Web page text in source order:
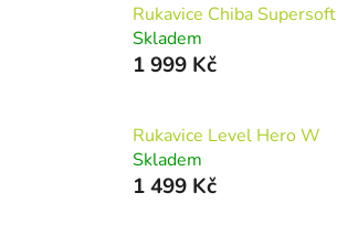
Rukavice Chiba Supersoft
Skladem
1 999 Kč
Rukavice Level Hero W
Skladem
1 499 Kč